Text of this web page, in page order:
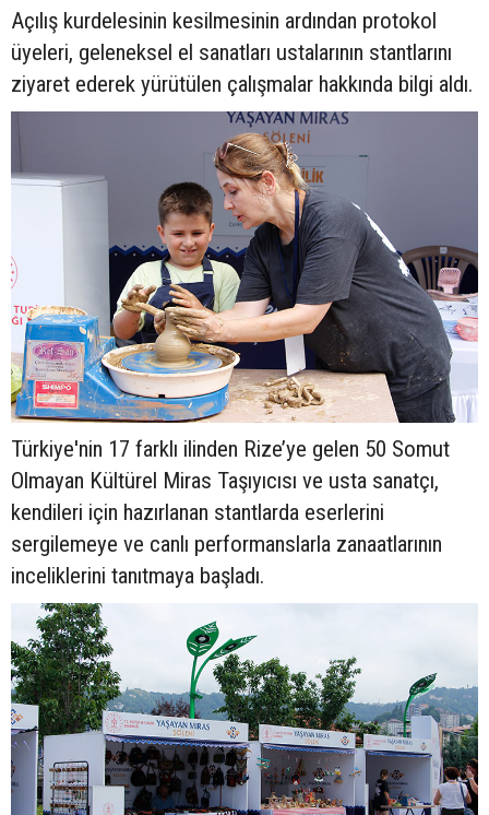
Açılış kurdelesinin kesilmesinin ardından protokol
üyeleri, geleneksel el sanatları ustalarının stantlarını
ziyaret ederek yürütülen çalışmalar hakkında bilgi aldı.
Türkiye'nin 17 farklı ilinden Rize’ye gelen 50 Somut
Olmayan Kültürel Miras Taşıyıcısı ve usta sanatçı,
kendileri için hazırlanan stantlarda eserlerini
sergilemeye ve canlı performanslarla zanaatlarının
inceliklerini tanıtmaya başladı.